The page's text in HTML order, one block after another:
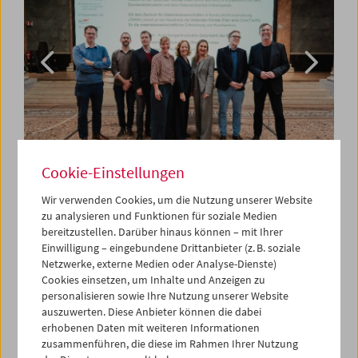
Das 2025 aus der Taufe gehobene "Zentrum für
Materialwissenschaften in Kunst und Konservierung"
(ZMKK) ist das Ergebnis einer engen Kooperation
zwischen dem Institut für Naturwissenschaften und
Technologie in der Kunst (INTK) und dem Institut für
Konservierung und Restaurierung der Akademie der
bildenden Künste Wien, dem Bundesdenkmalamt und
dem Österreichischen Filmmuseum. Es versteht sich als
offene Forschungsplattform und Wissenszentrum, das
den Dialog zwischen Kunst, Wissenschaft und
Cookie-Einstellungen
Wir verwenden Cookies, um die Nutzung unserer Website
zu analysieren und Funktionen für soziale Medien
bereitzustellen. Darüber hinaus können – mit Ihrer
Einwilligung – eingebundene Drittanbieter (z. B. soziale
Netzwerke, externe Medien oder Analyse-Dienste)
Cookies einsetzen, um Inhalte und Anzeigen zu
personalisieren sowie Ihre Nutzung unserer Website
auszuwerten. Diese Anbieter können die dabei
erhobenen Daten mit weiteren Informationen
zusammenführen, die diese im Rahmen Ihrer Nutzung